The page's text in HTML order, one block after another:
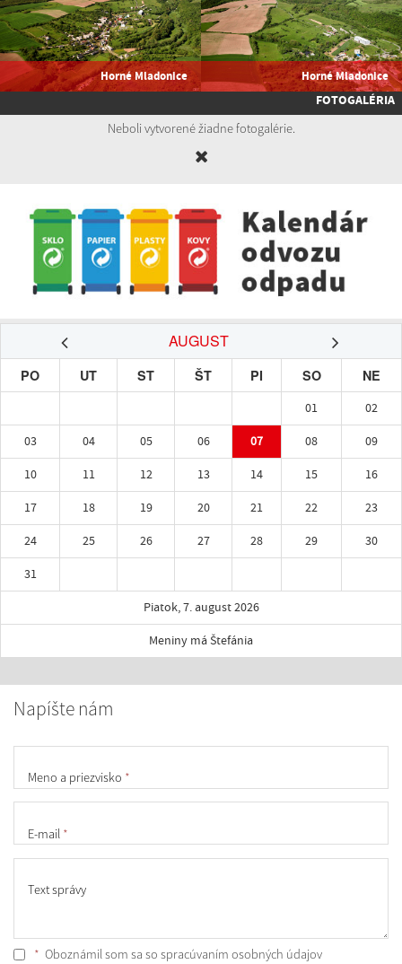
Horné Mladonice Horné Mladonice
FOTOGALÉRIA
Neboli vytvorené žiadne fotogalérie.
AUGUST
PO UT ST ŠT PI SO NE
01
02
03
04 05 06 07 08
09
10
11 12 13 14 15
16
17
18 19 20 21 22
23
24
25 26 27 28 29
30
31
Piatok, 7. august 2026
Meniny má Štefánia
Napíšte nám
Meno a priezvisko *
E-mail *
Text správy
* Oboznámil som sa so spracúvaním osobných údajov